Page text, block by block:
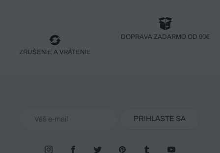
ZRUŠENIE A VRÁTENIE
DOPRAVA ZADARMO OD 90€
PRIHLÁSTE SA